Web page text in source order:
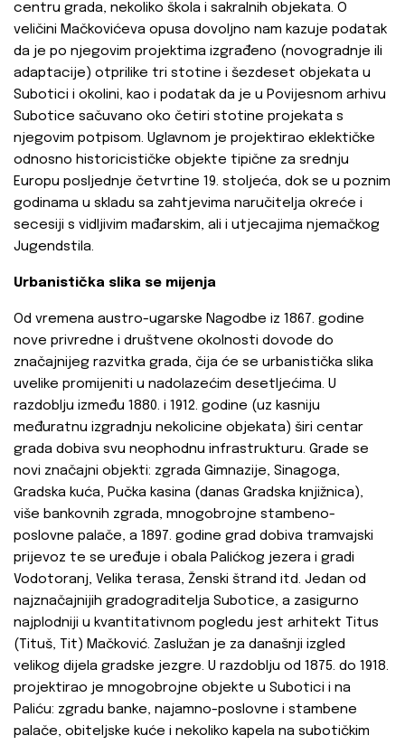
centru grada, nekoliko škola i sakralnih objekata. O
veličini Mačkovićeva opusa dovoljno nam kazuje podatak
da je po njegovim projektima izgrađeno (novogradnje ili
adaptacije) otprilike tri stotine i šezdeset objekata u
Subotici i okolini, kao i podatak da je u Povijesnom arhivu
Subotice sačuvano oko četiri stotine projekata s
njegovim potpisom. Uglavnom je projektirao eklektičke
odnosno historicističke objekte tipične za srednju
Europu posljednje četvrtine 19. stoljeća, dok se u poznim
godinama u skladu sa zahtjevima naručitelja okreće i
secesiji s vidljivim mađarskim, ali i utjecajima njemačkog
Jugendstila.
Urbanistička slika se mijenja
Od vremena austro-ugarske Nagodbe iz 1867. godine
nove privredne i društvene okolnosti dovode do
značajnijeg razvitka grada, čija će se urbanistička slika
uvelike promijeniti u nadolazećim desetljećima. U
razdoblju između 1880. i 1912. godine (uz kasniju
međuratnu izgradnju nekolicine objekata) širi centar
grada dobiva svu neophodnu infrastrukturu. Grade se
novi značajni objekti: zgrada Gimnazije, Sinagoga,
Gradska kuća, Pučka kasina (danas Gradska knjižnica),
više bankovnih zgrada, mnogobrojne stambeno-
poslovne palače, a 1897. godine grad dobiva tramvajski
prijevoz te se uređuje i obala Palićkog jezera i gradi
Vodotoranj, Velika terasa, Ženski štrand itd. Jedan od
najznačajnijih gradograditelja Subotice, a zasigurno
najplodniji u kvantitativnom pogledu jest arhitekt Titus
(Tituš, Tit) Mačković. Zaslužan je za današnji izgled
velikog dijela gradske jezgre. U razdoblju od 1875. do 1918.
projektirao je mnogobrojne objekte u Subotici i na
Paliću: zgradu banke, najamno-poslovne i stambene
palače, obiteljske kuće i nekoliko kapela na subotičkim